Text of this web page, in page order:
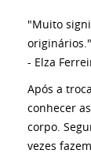
"Muito
originários."
- Elza
Após a
conhecer
corpo.
vezes